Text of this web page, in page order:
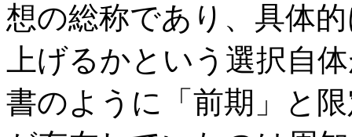
想の総称であり、具体
上げるかという選択自
書のように「前期」と